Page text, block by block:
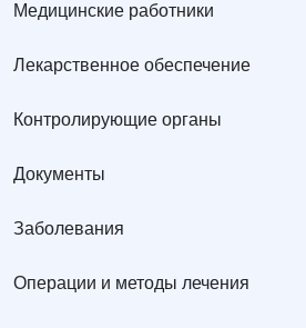
Медицинские работники
Лекарственное обеспечение
Контролирующие органы
Документы
Заболевания
Операции и методы лечения